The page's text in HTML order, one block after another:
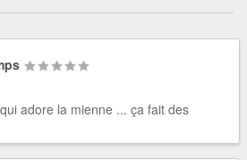
adore la mienne ... ça fait des